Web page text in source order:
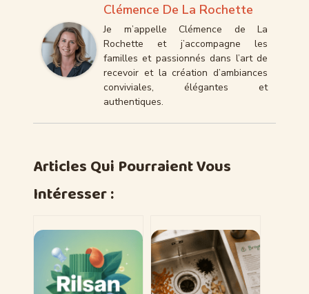
Clémence De La Rochette
Je m’appelle Clémence de La
Rochette et j’accompagne les
familles et passionnés dans l’art de
recevoir et la création d’ambiances
conviviales, élégantes et
authentiques.
Articles Qui Pourraient Vous
Intéresser :